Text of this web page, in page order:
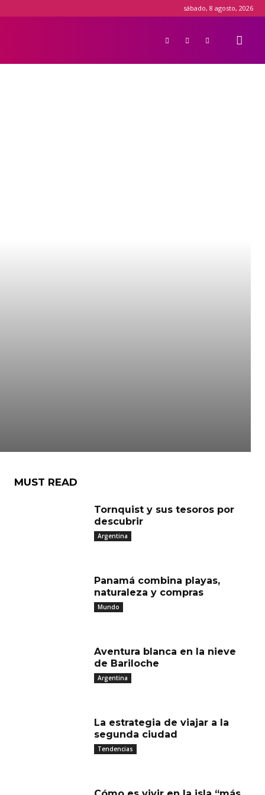
sábado, 8 agosto, 2026
MUST READ
Tornquist y sus tesoros por
descubrir
Argentina
Panamá combina playas,
naturaleza y compras
Mundo
Aventura blanca en la nieve
de Bariloche
Argentina
La estrategia de viajar a la
segunda ciudad
Tendencias